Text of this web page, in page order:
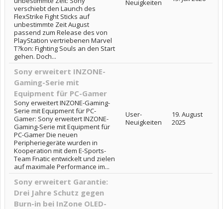
verschiebt den Launch des
FlexStrike Fight Sticks auf
unbestimmte Zeit August
passend zum Release des von
PlayStation vertriebenen Marvel
T?kon: Fighting Souls an den Start
gehen. Doch...
Neuigkeiten
Sony erweitert INZONE-
Gaming-Serie mit
Equipment für PC-Gamer
Sony erweitert INZONE-Gaming-
Serie mit Equipment für PC-
Gamer: Sony erweitert INZONE-
Gaming-Serie mit Equipment für
PC-Gamer Die neuen
Peripheriegeräte wurden in
Kooperation mit dem E-Sports-
Team Fnatic entwickelt und zielen
auf maximale Performance im...
User-
Neuigkeiten
19. August
2025
Sony erweitert Garantie:
Drei Jahre Schutz gegen
Burn-in bei InZone OLED-